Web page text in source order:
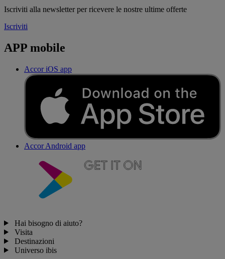
Iscriviti alla newsletter per ricevere le nostre ultime offerte
Iscriviti
APP mobile
Accor iOS app
Accor Android app
Hai bisogno di aiuto?
Visita
Destinazioni
Universo ibis